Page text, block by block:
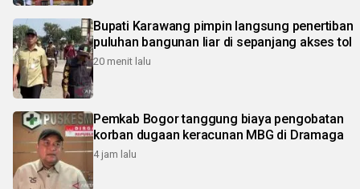
Bupati Karawang pimpin langsung penertiban
puluhan bangunan liar di sepanjang akses tol
20 menit lalu
Pemkab Bogor tanggung biaya pengobatan
korban dugaan keracunan MBG di Dramaga
4 jam lalu